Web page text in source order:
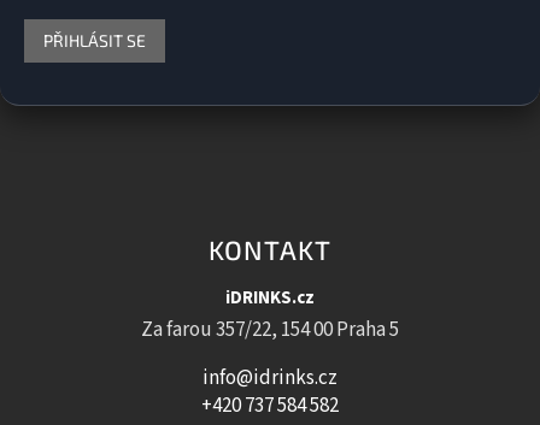
PŘIHLÁSIT SE
KONTAKT
iDRINKS.cz
Za farou 357/22, 154 00 Praha 5
info@idrinks.cz
+420 737 584 582